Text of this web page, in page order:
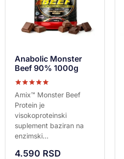
Anabolic Monster
Beef 90% 1000g
Ocenjeno sa
5.00
od 5
Amix™ Monster Beef
Protein je
visokoproteinski
suplement baziran na
enzimski...
4.590 RSD